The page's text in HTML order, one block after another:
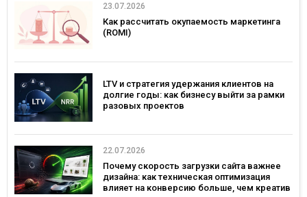
23.07.2026
Как рассчитать окупаемость маркетинга
(ROMI)
LTV и стратегия удержания клиентов на
долгие годы: как бизнесу выйти за рамки
разовых проектов
22.07.2026
Почему скорость загрузки сайта важнее
дизайна: как техническая оптимизация
влияет на конверсию больше, чем креатив